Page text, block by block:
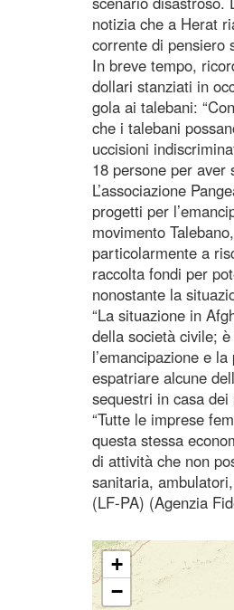
notizia che a Herat
corrente di pensiero
In breve tempo,
dollari stanziati in
gola ai talebani:
che i talebani
uccisioni
18 persone per aver
L’associazione
progetti per
movimento
particolarmente a
raccolta fondi per
nonostante la
“La situazione in
della società civile;
l’emancipazione e
espatriare alcune
sequestri in casa
“Tutte le imprese
questa stessa
di attività che non
sanitaria,
(LF-PA) (Agenzia
+
−